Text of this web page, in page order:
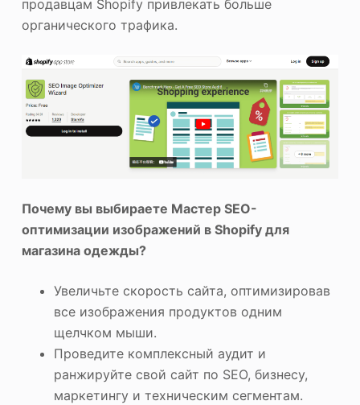
продавцам Shopify привлекать больше
органического трафика.
Почему вы выбираете Мастер SEO-
оптимизации изображений в Shopify для
магазина одежды?
Увеличьте скорость сайта, оптимизировав
все изображения продуктов одним
щелчком мыши.
Проведите комплексный аудит и
ранжируйте свой сайт по SEO, бизнесу,
маркетингу и техническим сегментам.